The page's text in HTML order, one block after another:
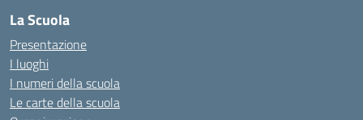
La Scuola
Presentazione
I luoghi
I numeri della scuola
Le carte della scuola